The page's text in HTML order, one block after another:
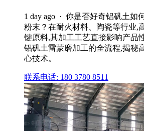
1 day ago · 你是否好奇铝矾土如
粉末？在耐火材料、陶瓷等行业,
键原料,其加工工艺直接影响产品
铝矾土雷蒙磨加工的全流程,揭秘
心技术。
联系电话: 180 3780 8511